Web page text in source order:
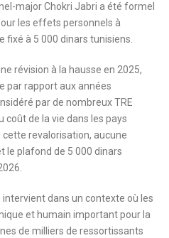
major Chokri Jabri a été formel
les effets personnels à
fixé à 5 000 dinars tunisiens.
révision à la hausse en 2025,
par rapport aux années
par de nombreux TRE
de la vie dans les pays
revalorisation, aucune
le plafond de 5 000 dinars
dans un contexte où les
et humain important pour la
de milliers de ressortissants